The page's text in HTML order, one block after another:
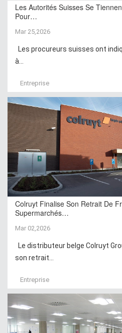
Les Autorités Suisses Se
Pour…
Mar 25,2026
Les procureurs suisses ont
à...
Entreprise
Colruyt Finalise Son Retrait De
Supermarchés…
Mar 02,2026
Le distributeur belge Colruyt
son retrait...
Entreprise